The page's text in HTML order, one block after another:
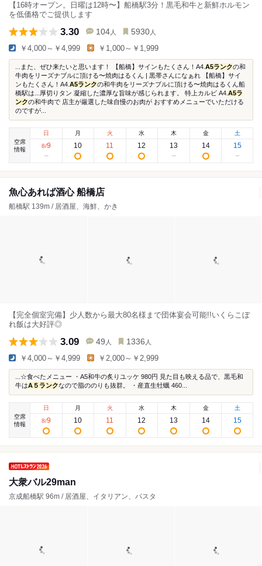
【16時オープン。日曜は12時〜】船橋駅3分！黒毛和牛と新鮮ホルモン
を低価格でご提供します
3.30 104 人 5930 人
￥4,000～￥4,999 ￥1,000～￥1,999
...また、ぜひ来たいと思います！ 【船橋】サインもたくさん！A4. A5ランクの和
牛肉をリーズナブルに頂ける〜焼肉はるくん | 黒帯さんになぁれ 【船橋】サイ
ンもたくさん！A4. A5ランクの和牛肉をリーズナブルに頂ける〜焼肉はるくん船
橋駅は...厚切りタン 凝縮した濃厚な旨味が感じられます。 特上カルビ A4. A5ラ
ンクの和牛肉で 店主が厳選した味自慢のお肉が おすすめメニューでいただける
のですが...
空席
情報
日
8/9
月
10
火
11
水
12
木
13
金
14
土
15
魚心あれば酒心 船橋店
船橋駅 139m / 居酒屋、海鮮、かき
【完全個室完備】少人数から最大80名様まで団体宴会可能!!いくらこぼ
れ飯は大好評◎
3.09 49 人 1336 人
￥4,000～￥4,999 ￥2,000～￥2,999
...☆食べたメニュー ・A5和牛の炙りユッケ 980円 見た目も映える品で、黒毛和
牛はA５ランクなので脂ののりも抜群。 ・産直生牡蠣 460...
空席
情報
日
8/9
月
10
火
11
水
12
木
13
金
14
土
15
大衆バル29man
京成船橋駅 96m / 居酒屋、イタリアン、パスタ